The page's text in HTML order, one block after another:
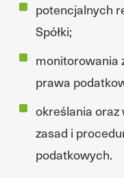
potencjalnych
Spółki;
monitorowania
prawa
określania
zasad i
podatkowych.